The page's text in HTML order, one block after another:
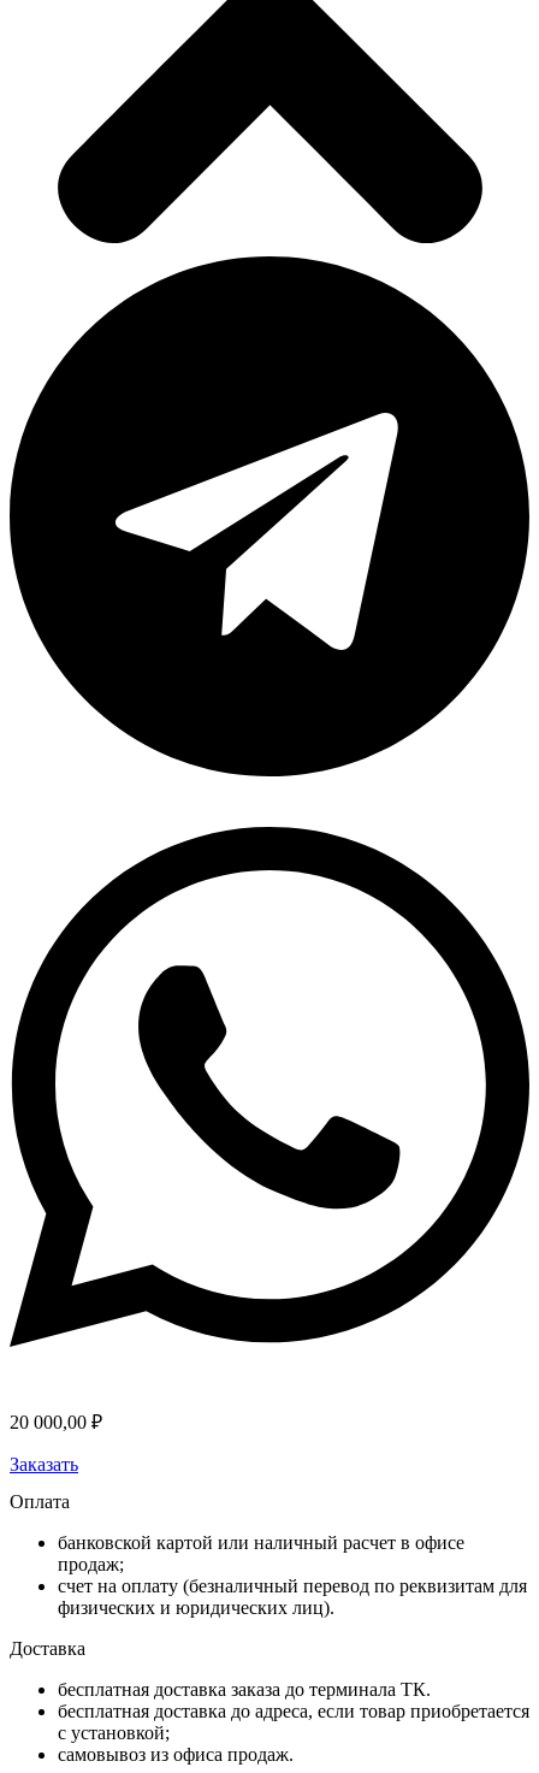
20 000,00 ₽
Заказать
Оплата
банковской картой или наличный расчет в офисе
продаж;
счет на оплату (безналичный перевод по реквизитам для
физических и юридических лиц).
Доставка
бесплатная доставка заказа до терминала ТК.
бесплатная доставка до адреса, если товар приобретается
с установкой;
самовывоз из офиса продаж.